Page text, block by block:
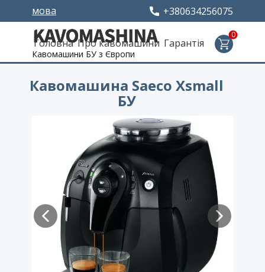
мова +380634256075
Головна Про кавомашини Гарантія
0
Кавомашини БУ з Європи
Кавомашина Saeco Xsmall
БУ